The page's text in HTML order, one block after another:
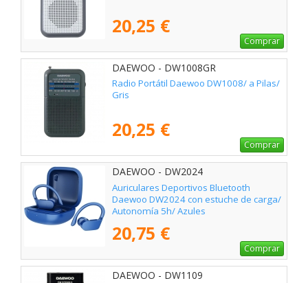
20,25 €
Comprar
DAEWOO - DW1008GR
Radio Portátil Daewoo DW1008/ a Pilas/
Gris
20,25 €
Comprar
DAEWOO - DW2024
Auriculares Deportivos Bluetooth
Daewoo DW2024 con estuche de carga/
Autonomía 5h/ Azules
20,75 €
Comprar
DAEWOO - DW1109